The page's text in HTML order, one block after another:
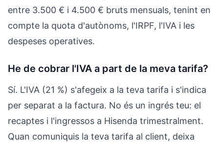
entre 3.500 € i 4.500 € bruts mensuals, tenint en
compte la quota d'autònoms, l'IRPF, l'IVA i les
despeses operatives.
He de cobrar l'IVA a part de la meva tarifa?
Sí. L'IVA (21 %) s'afegeix a la teva tarifa i s'indica
per separat a la factura. No és un ingrés teu: el
recaptes i l'ingressos a Hisenda trimestralment.
Quan comuniquis la teva tarifa al client, deixa